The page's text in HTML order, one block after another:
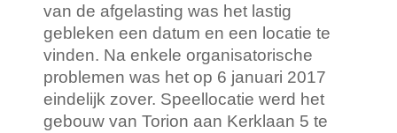
van de afgelasting was het lastig
gebleken een datum en een locatie te
vinden. Na enkele organisatorische
problemen was het op 6 januari 2017
eindelijk zover. Speellocatie werd het
gebouw van Torion aan Kerklaan 5 te